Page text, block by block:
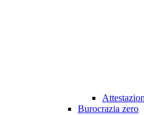
Burocrazia zero